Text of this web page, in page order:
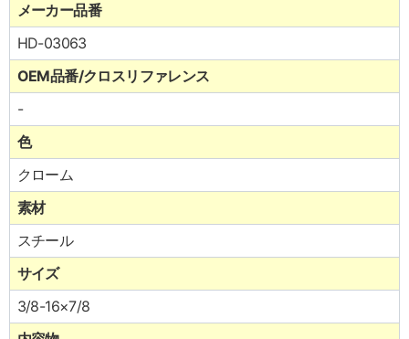
メーカー品番
HD-03063
OEM品番/クロスリファレンス
-
色
クローム
素材
スチール
サイズ
3/8-16×7/8